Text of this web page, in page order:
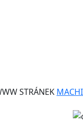
STRÁNEK